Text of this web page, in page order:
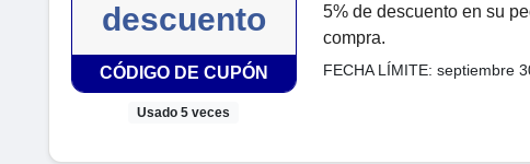
descuento
CÓDIGO DE CUPÓN
Usado 5 veces
5% de descuento en su
compra.
FECHA LÍMITE: septiembre